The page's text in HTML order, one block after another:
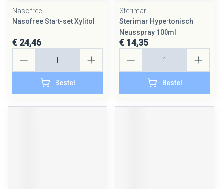
Nasofree
Nasofree Start-set Xylitol
€ 24,46
Bestel
Sterimar
Sterimar Hypertonisch
Neusspray 100ml
€ 14,35
Bestel